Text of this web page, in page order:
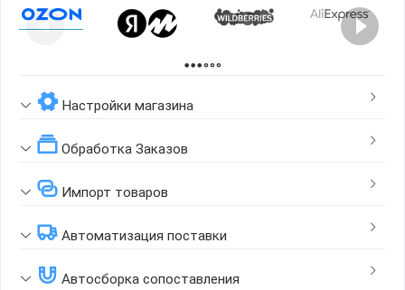
Настройки магазина
Обработка Заказов
Импорт товаров
Автоматизация поставки
Автосборка сопоставления